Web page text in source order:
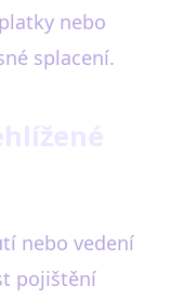
nebo
splacení.
nebo vedení
pojištění